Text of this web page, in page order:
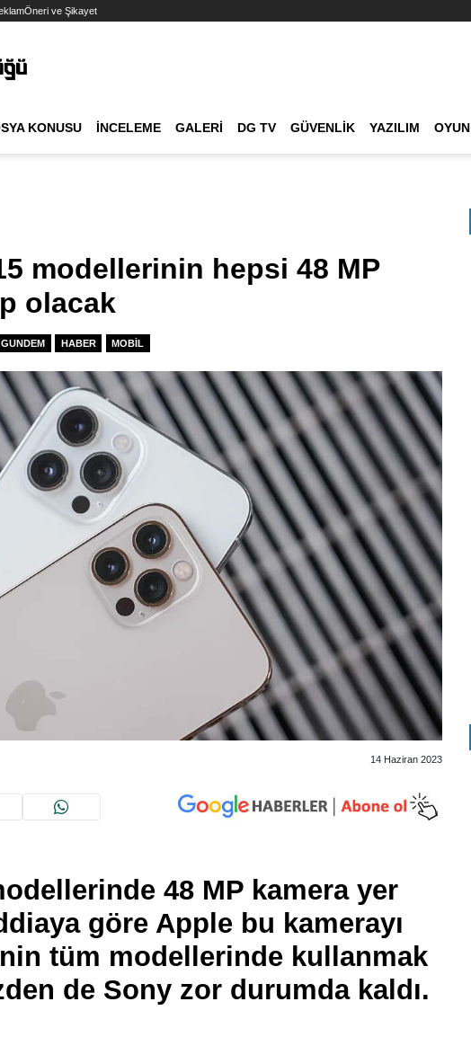
Öneri ve Şikayet
KONUSU İNCELEME GALERI DG TV GÜVENLIK YAZILIM OYUN
modellerinin hepsi 48 MP
olacak
GUNDEM HABER MOBIL
14 Haziran 2023
48 MP kamera yer
göre Apple bu kamerayı
tüm modellerinde kullanmak
de Sony zor durumda kaldı.